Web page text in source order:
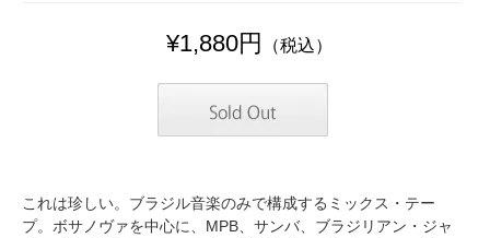
¥1,880円 （税込）
これは珍しい。ブラジル音楽のみで構成するミックス・テー
プ。ボサノヴァを中心に、MPB、サンバ、ブラジリアン・ジャ